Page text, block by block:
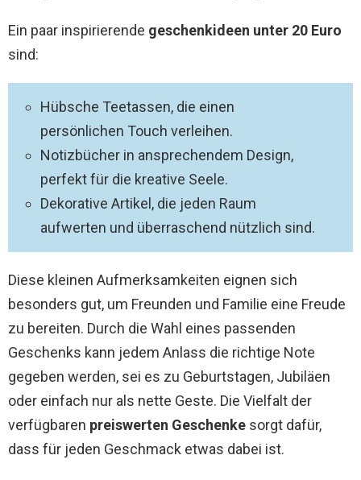
Ein paar inspirierende geschenkideen unter 20 Euro
sind:
Hübsche Teetassen, die einen
persönlichen Touch verleihen.
Notizbücher in ansprechendem Design,
perfekt für die kreative Seele.
Dekorative Artikel, die jeden Raum
aufwerten und überraschend nützlich sind.
Diese kleinen Aufmerksamkeiten eignen sich
besonders gut, um Freunden und Familie eine Freude
zu bereiten. Durch die Wahl eines passenden
Geschenks kann jedem Anlass die richtige Note
gegeben werden, sei es zu Geburtstagen, Jubiläen
oder einfach nur als nette Geste. Die Vielfalt der
verfügbaren preiswerten Geschenke sorgt dafür,
dass für jeden Geschmack etwas dabei ist.